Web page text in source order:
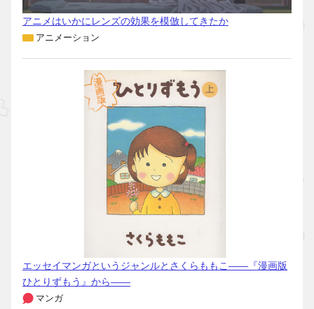
アニメはいかにレンズの効果を模倣してきたか
アニメーション
エッセイマンガというジャンルとさくらももこ――『漫画版
ひとりずもう』から――
マンガ